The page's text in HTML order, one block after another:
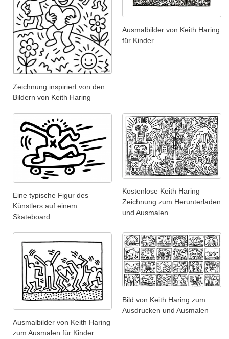
Zeichnung inspiriert von den
Bildern von Keith Haring
Ausmalbilder von Keith Haring
für Kinder
Eine typische Figur des
Künstlers auf einem
Skateboard
Kostenlose Keith Haring
Zeichnung zum Herunterladen
und Ausmalen
Ausmalbilder von Keith Haring
zum Ausmalen für Kinder
Bild von Keith Haring zum
Ausdrucken und Ausmalen